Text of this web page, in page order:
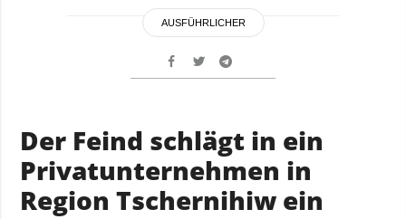
AUSFÜHRLICHER
Der Feind schlägt in ein
Privatunternehmen in
Region Tschernihiw ein